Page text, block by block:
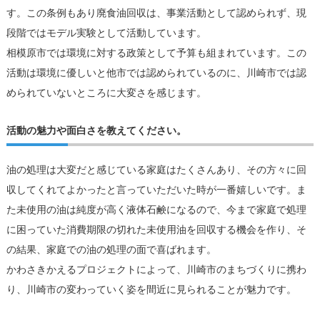
す。この条例もあり廃食油回収は、事業活動として認められず、現
段階ではモデル実験として活動しています。
相模原市では環境に対する政策として予算も組まれています。この
活動は環境に優しいと他市では認められているのに、川崎市では認
められていないところに大変さを感じます。
活動の魅力や面白さを教えてください。
油の処理は大変だと感じている家庭はたくさんあり、その方々に回
収してくれてよかったと言っていただいた時が一番嬉しいです。ま
た未使用の油は純度が高く液体石鹸になるので、今まで家庭で処理
に困っていた消費期限の切れた未使用油を回収する機会を作り、そ
の結果、家庭での油の処理の面で喜ばれます。
かわさきかえるプロジェクトによって、川崎市のまちづくりに携わ
り、川崎市の変わっていく姿を間近に見られることが魅力です。